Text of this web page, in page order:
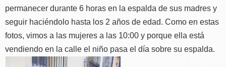
permanecer durante 6 horas en la espalda de sus madres y
seguir haciéndolo hasta los 2 años de edad. Como en estas
fotos, vimos a las mujeres a las 10:00 y porque ella está
vendiendo en la calle el niño pasa el día sobre su espalda.